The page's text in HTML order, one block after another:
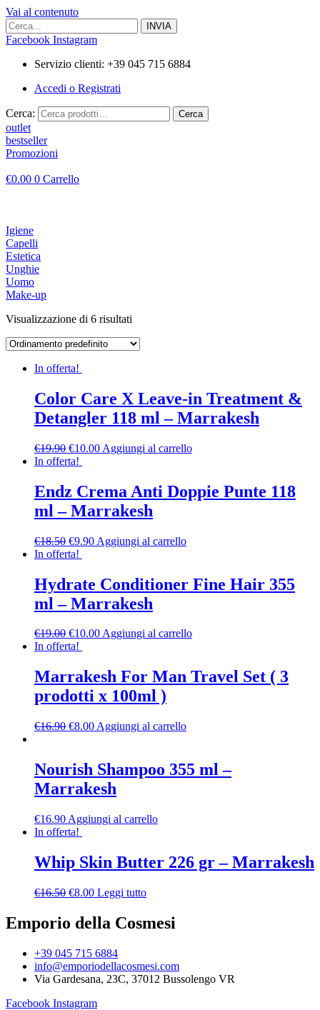
Vai al contenuto
Facebook Instagram
Servizio clienti: +39 045 715 6884
Accedi o Registrati
Cerca: Cerca
outlet
bestseller
Promozioni
€0.00 0 Carrello
Igiene
Capelli
Estetica
Unghie
Uomo
Make-up
Visualizzazione di 6 risultati
In offerta!
Color Care X Leave-in Treatment &
Detangler 118 ml – Marrakesh
€19.90 €10.00 Aggiungi al carrello
In offerta!
Endz Crema Anti Doppie Punte 118
ml – Marrakesh
€18.50 €9.90 Aggiungi al carrello
In offerta!
Hydrate Conditioner Fine Hair 355
ml – Marrakesh
€19.00 €10.00Aggiungi al carrello
In offerta!
Marrakesh For Man Travel Set ( 3
prodotti x 100ml )
€16.90 €8.00 Aggiungi al carrello
Nourish Shampoo 355 ml –
Marrakesh
€16.90 Aggiungi al carrello
In offerta!
Whip Skin Butter 226 gr – Marrakesh
€16.50 €8.00 Leggi tutto
Emporio della Cosmesi
+39 045 715 6884
info@emporiodellacosmesi.com
Via Gardesana, 23C, 37012 Bussolengo VR
Facebook Instagram